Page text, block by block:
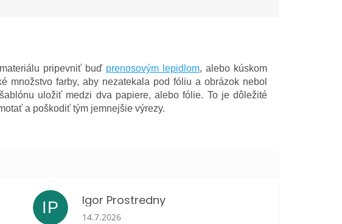
pripevniť buď prenosovým lepidlom, alebo kúskom
množstvo farby, aby nezatekala pod fóliu a obrázok nebol
uložiť medzi dva papiere, alebo fólie. To je dôležité
a poškodiť tým jemnejšie výrezy.
IP Igor Prostredny
Hodnotenie obchodu je 5 z 5 hviezdičiek.
14.7.2026